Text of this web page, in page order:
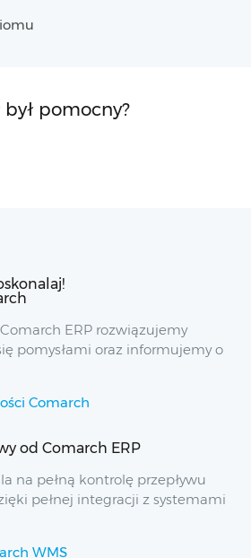
pomocny?
ERP rozwiązujemy
pomysłami oraz informujemy o
Comarch
od Comarch ERP
na pełną kontrolę przepływu
pełnej integracji z systemami
WMS